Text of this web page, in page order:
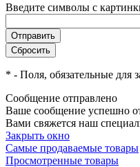
Введите символы с
* - Поля, обязательные для
Сообщение отправлено
Ваше сообщение успешно
Вами свяжется наш
Закрыть окно
Самые продаваемые товары
Просмотренные товары